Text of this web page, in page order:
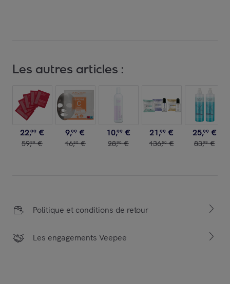
Les autres articles :
22,99 €
59,99 €
9,99 €
16,50 €
10,99 €
28,90 €
21,99 €
136,50 €
25,99 €
83,99 €
Politique et conditions de retour
Les engagements Veepee